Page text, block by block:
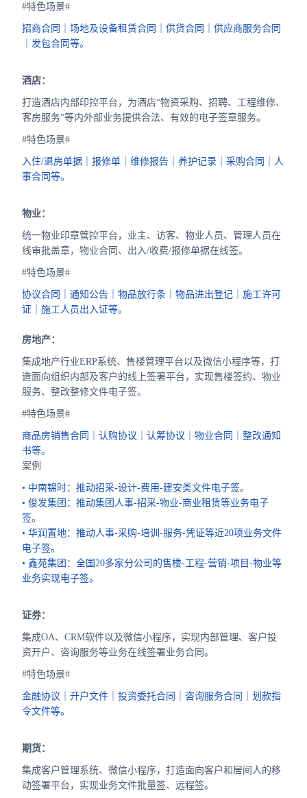
#特色场景#
招商合同｜场地及设备租赁合同｜供货合同｜供应商服务合同
｜发包合同等。
酒店：
打造酒店内部印控平台，为酒店“物资采购、招聘、工程维修、
客房服务”等内外部业务提供合法、有效的电子签章服务。
#特色场景#
入住/退房单据｜报修单｜维修报告｜养护记录｜采购合同｜人
事合同等。
物业：
统一物业印章管控平台，业主、访客、物业人员、管理人员在
线审批盖章，物业合同、出入/收费/报修单据在线签。
#特色场景#
协议合同｜通知公告｜物品放行条｜物品进出登记｜施工许可
证｜施工人员出入证等。
房地产：
集成地产行业ERP系统、售楼管理平台以及微信小程序等，打
造面向组织内部及客户的线上签署平台，实现售楼签约、物业
服务、整改整修文件电子签。
#特色场景#
商品房销售合同｜认购协议｜认筹协议｜物业合同｜整改通知
书等。
案例
• 中南锦时：推动招采-设计-费用-建安类文件电子签。
• 俊发集团：推动集团人事-招采-物业-商业租赁等业务电子
签。
• 华润置地：推动人事-采购-培训-服务-凭证等近20项业务文件
电子签。
• 鑫苑集团：全国20多家分公司的售楼-工程-营销-项目-物业等
业务实现电子签。
证券：
集成OA、CRM软件以及微信小程序，实现内部管理、客户投
资开户、咨询服务等业务在线签署业务合同。
#特色场景#
金融协议｜开户文件｜投资委托合同｜咨询服务合同｜划款指
令文件等。
期货：
集成客户管理系统、微信小程序，打造面向客户和居间人的移
动签署平台，实现业务文件批量签、远程签。